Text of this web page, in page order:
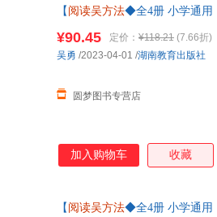
【 阅读吴方法◆全4册 小学通用
¥90.45 定价： ¥118.21 (7.66折)
圆梦图书专营店
吴勇 /2023-04-01 /湖南教育出版社
加入购物车 收藏
【 阅读吴方法◆全4册 小学通用